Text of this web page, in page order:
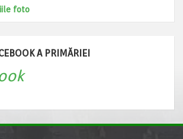
foto
A PRIMĂRIEI